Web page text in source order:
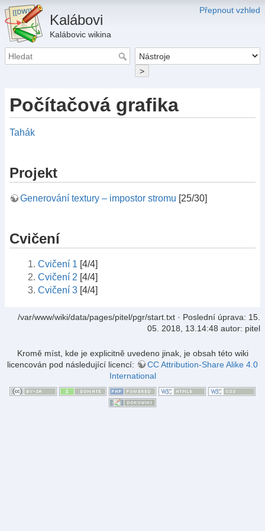
Přepnout vzhled
Kalábovi
Kalábovic wikina
>
Počítačová grafika
Tahák
Projekt
Generování textury – impostor stromu [25/30]
Cvičení
Cvičení 1 [4/4]
Cvičení 2 [4/4]
Cvičení 3 [4/4]
/var/www/wiki/data/pages/pitel/pgr/start.txt · Poslední úprava: 15.
05. 2018, 13.14:48 autor: pitel
Kromě míst, kde je explicitně uvedeno jinak, je obsah této wiki
licencován pod následující licencí:
CC Attribution-Share Alike 4.0
International